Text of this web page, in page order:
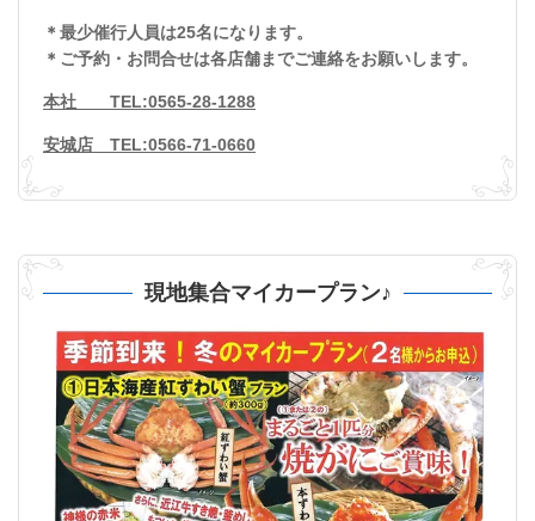
＊最少催行人員は25名になります。
＊ご予約・お問合せは各店舗までご連絡をお願いします。
本社 TEL:0565-28-1288
安城店 TEL:0566-71-0660
現地集合マイカープラン♪